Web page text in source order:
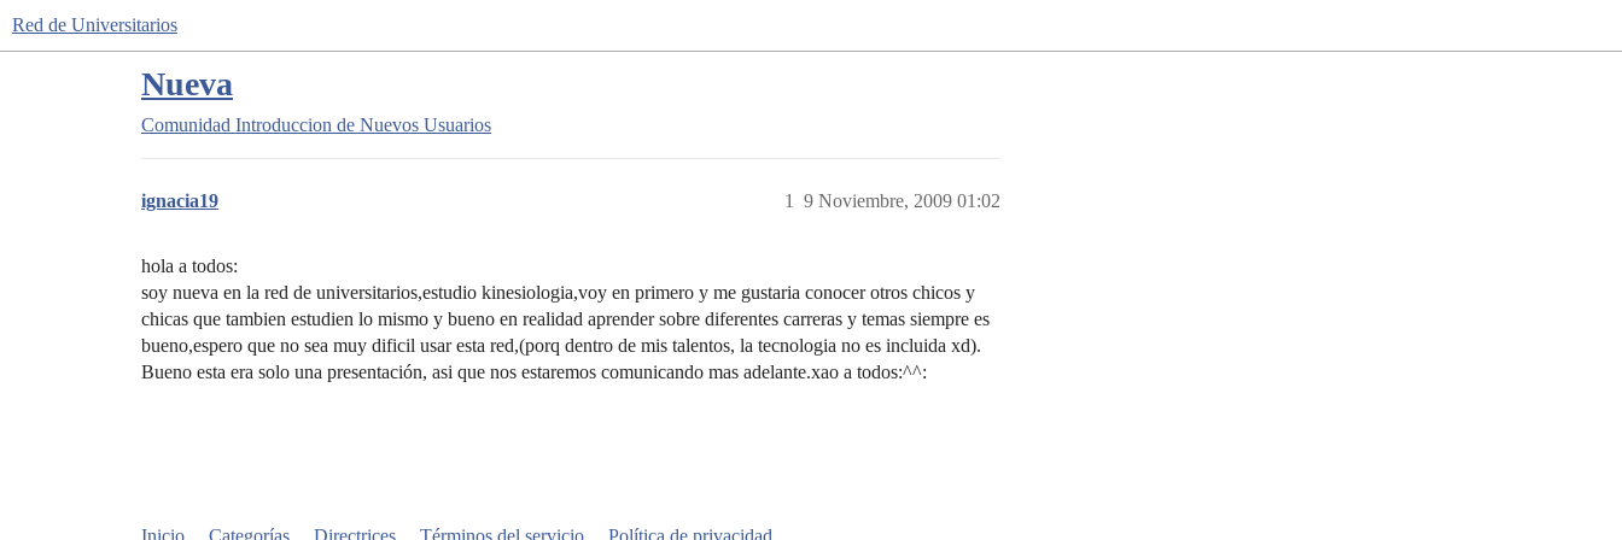
Red de Universitarios
Nueva
Comunidad Introduccion de Nuevos Usuarios
ignacia19 9 Noviembre, 2009 01:02
1
hola a todos:
soy nueva en la red de universitarios,estudio kinesiologia,voy en primero y me gustaria conocer otros chicos y
chicas que tambien estudien lo mismo y bueno en realidad aprender sobre diferentes carreras y temas siempre es
bueno,espero que no sea muy dificil usar esta red,(porq dentro de mis talentos, la tecnologia no es incluida xd).
Bueno esta era solo una presentación, asi que nos estaremos comunicando mas adelante.xao a todos:^^:
Inicio Categorías Directrices Términos del servicio Política de privacidad